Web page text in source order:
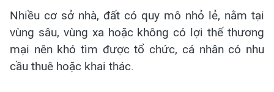
Nhiều cơ sở nhà, đất có quy mô nhỏ lẻ, nằm tại
vùng sâu, vùng xa hoặc không có lợi thế thương
mại nên khó tìm được tổ chức, cá nhân có nhu
cầu thuê hoặc khai thác.